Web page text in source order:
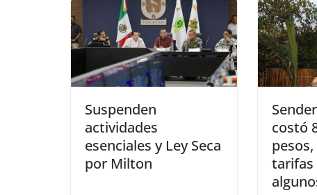
Suspenden
actividades
esenciales y Ley Seca
por Milton
costó
tarifas